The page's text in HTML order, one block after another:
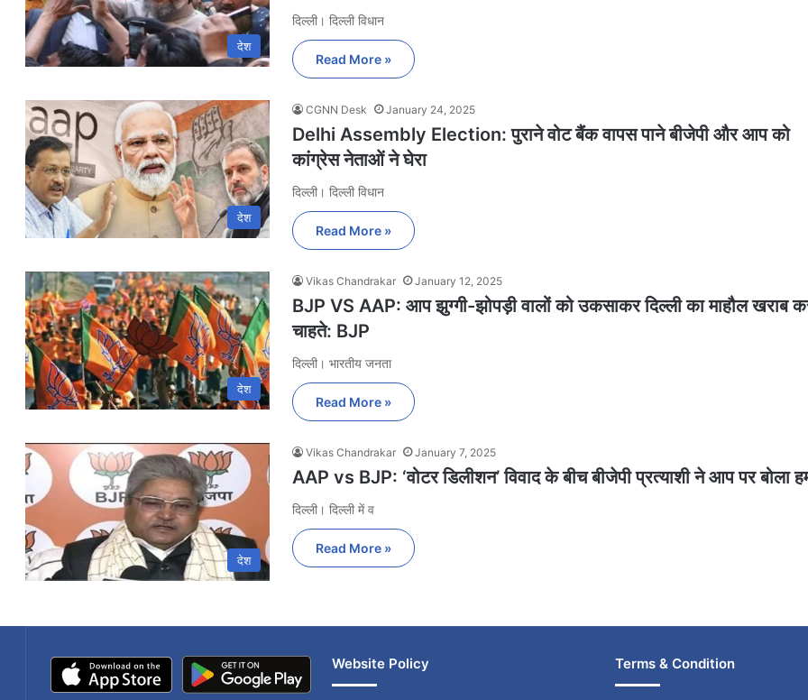
देश
दिल्ली। दिल्ली विधान
Read More »
देश
CGNN Desk January 24, 2025
Delhi Assembly Election: पुराने वोट बैंक वापस पाने बीजेपी और आप को
कांग्रेस नेताओं ने घेरा
दिल्ली। दिल्ली विधान
Read More »
देश
Vikas Chandrakar January 12, 2025
BJP VS AAP: आप झुग्गी-झोपड़ी वालों को उकसाकर दिल्ली का माहौल खराब
चाहते: BJP
दिल्ली। भारतीय जनता
Read More »
देश
Vikas Chandrakar January 7, 2025
AAP vs BJP: ‘वोटर डिलीशन’ विवाद के बीच बीजेपी प्रत्याशी ने आप पर बोला
दिल्ली। दिल्ली में व
Read More »
Website Policy Terms & Condition